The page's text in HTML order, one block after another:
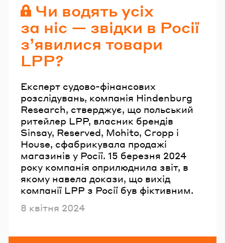
Чи водять усіх
за ніс — звідки в Росії
з’явилися товари
LPP?
Експерт судово-фінансових
розслідувань, компанія Hindenburg
Research, стверджує, що польський
ритейлер LPP, власник брендів
Sinsay, Reserved, Mohito, Cropp i
House, сфабрикувала продажі
магазинів у Росії. 15 березня 2024
року компанія оприлюднила звіт, в
якому навела докази, що вихід
компанії LPP з Росії був фіктивним.
Опубліковано
8 квітня 2024